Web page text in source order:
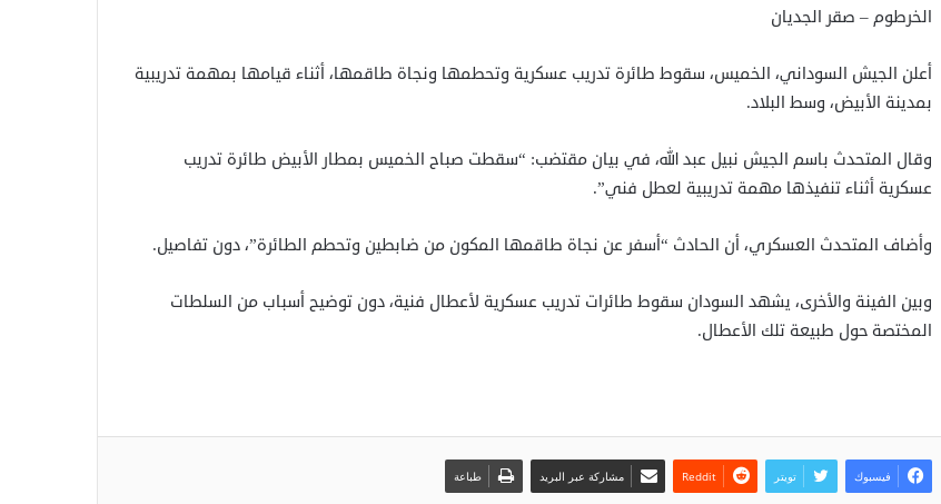
الخرطوم – صقر الجديان
أعلن الجيش السوداني، الخميس، سقوط طائرة تدريب عسكرية وتحطمها ونجاة طاقمها، أثناء قيامها بمهمة تدريبية
بمدينة الأبيض، وسط البلاد.​​​​​​​
وقال المتحدث باسم الجيش نبيل عبد الله، في بيان مقتضب: “سقطت صباح الخميس بمطار الأبيض طائرة تدريب
عسكرية أثناء تنفيذها مهمة تدريبية لعطل فني”.
وأضاف المتحدث العسكري، أن الحادث “أسفر عن نجاة طاقمها المكون من ضابطين وتحطم الطائرة”، دون تفاصيل.
وبين الفينة والأخرى، يشهد السودان سقوط طائرات تدريب عسكرية لأعطال فنية، دون توضيح أسباب من السلطات
المختصة حول طبيعة تلك الأعطال.‎
فيسبوك تويتر مشاركة عبر البريد طباعة